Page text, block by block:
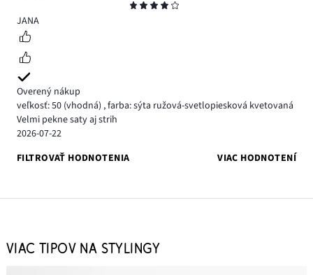
4
JANA
Overený nákup
veľkosť: 50 (vhodná) ,farba: sýta ružová-svetlopiesková kvetovaná
Velmi pekne saty aj strih
2026-07-22
FILTROVAŤ HODNOTENIA
VIAC HODNOTENÍ
VIAC TIPOV NA STYLINGY